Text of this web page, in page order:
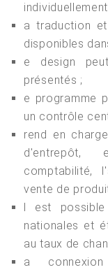
a traduction
disponibles
e design
présentés ;
e programme
un contrôle
rend en
d'entrepôt,
comptabilité,
vente de
l est
nationales et
au taux de
a